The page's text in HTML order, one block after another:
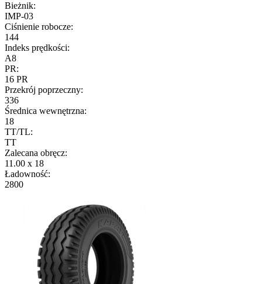
Bieżnik:
IMP-03
Ciśnienie robocze:
144
Indeks prędkości:
A8
PR:
16 PR
Przekrój poprzeczny:
336
Średnica wewnętrzna:
18
TT/TL:
TT
Zalecana obręcz:
11.00 x 18
Ładowność:
2800